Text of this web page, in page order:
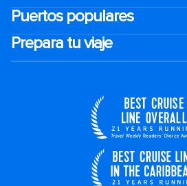
Puertos populares
Prepara tu viaje